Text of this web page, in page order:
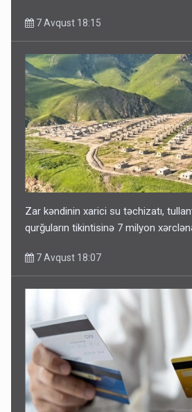
7 Avqust 18:15
Zar kəndinin xarici su təchizatı,
qurğuların tikintisinə 7 milyon
7 Avqust 18:07